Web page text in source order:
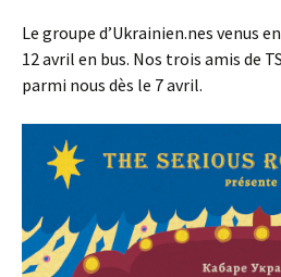
Le groupe d’Ukrainien.nes venus
12 avril en bus. Nos trois amis de
parmi nous dès le 7 avril.